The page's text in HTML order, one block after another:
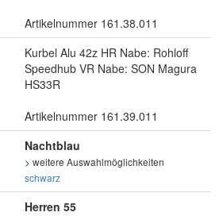
Artikelnummer 161.38.011
Kurbel Alu 42z HR Nabe: Rohloff
Speedhub VR Nabe: SON Magura
HS33R
Artikelnummer 161.39.011
Nachtblau
> weitere Auswahlmöglichkeiten
schwarz
Herren 55